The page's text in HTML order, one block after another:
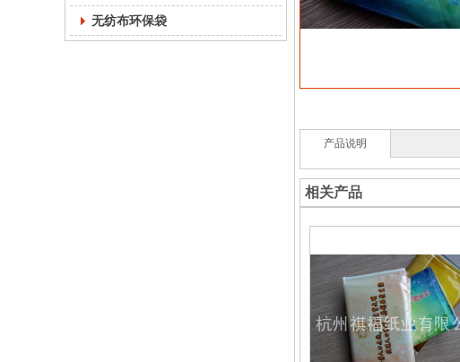
无纺布环保袋
产品说明
相关产品